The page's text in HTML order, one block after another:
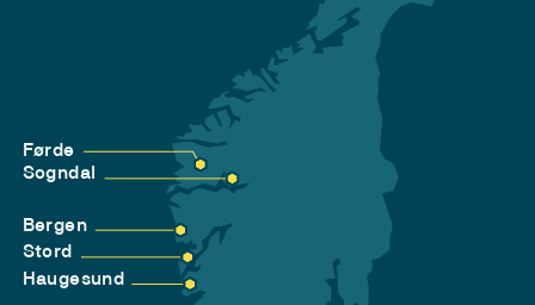
Førde
Sogndal
Bergen
Stord
Haugesund